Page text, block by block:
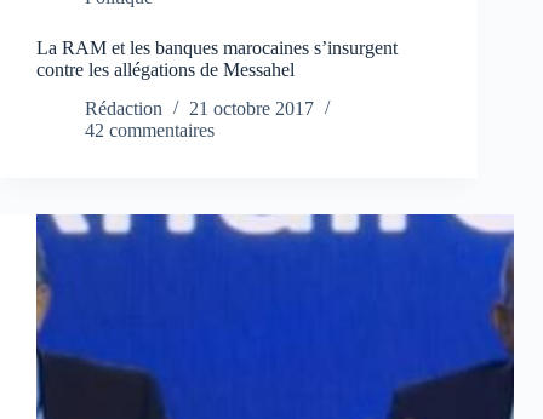
La RAM et les banques marocaines s’insurgent
contre les allégations de Messahel
Rédaction
21 octobre 2017
42 commentaires